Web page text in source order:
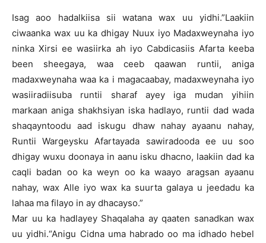
Isag aoo hadalkiisa sii watana wax uu yidhi.”Laakiin
ciwaanka wax uu ka dhigay Nuux iyo Madaxweynaha iyo
ninka Xirsi ee wasiirka ah iyo Cabdicasiis Afarta keeba
been sheegaya, waa ceeb qaawan runtii, aniga
madaxweynaha waa ka i magacaabay, madaxweynaha iyo
wasiiradiisuba runtii sharaf ayey iga mudan yihiin
markaan aniga shakhsiyan iska hadlayo, runtii dad wada
shaqayntoodu aad iskugu dhaw nahay ayaanu nahay,
Runtii Wargeysku Afartayada sawiradooda ee uu soo
dhigay wuxu doonaya in aanu isku dhacno, laakiin dad ka
caqli badan oo ka weyn oo ka waayo aragsan ayaanu
nahay, wax Alle iyo wax ka suurta galaya u jeedadu ka
lahaa ma filayo in ay dhacayso.”
Mar uu ka hadlayey Shaqalaha ay qaaten sanadkan wax
uu yidhi.“Anigu Cidna uma habrado oo ma idhado hebel